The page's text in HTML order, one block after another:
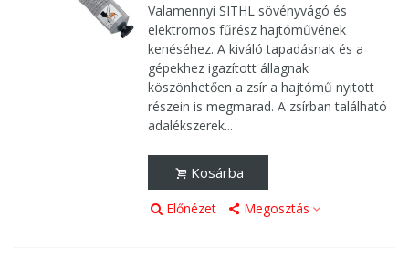
Valamennyi SITHL sövényvágó és
elektromos fűrész hajtóművének
kenéséhez. A kiváló tapadásnak és a
gépekhez igazított állagnak
köszönhetően a zsír a hajtómű nyitott
részein is megmarad. A zsírban található
adalékszerek...
Kosárba
Előnézet Megosztás